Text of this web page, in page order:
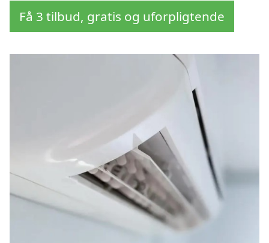
Få 3 tilbud, gratis og uforpligtende